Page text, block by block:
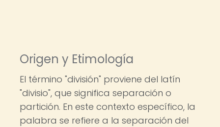
Origen y Etimología
El término "división" proviene del latín
"divisio", que significa separación o
partición. En este contexto específico, la
palabra se refiere a la separación del